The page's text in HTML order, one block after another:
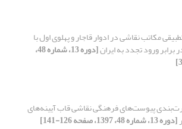
مکاتب نقاشی در ادوار قاجار و پهلوی اول با
ورود تجدد به ایران [دوره 13، شماره 48،
پیوست‌های فرهنگی نقاشی قاب آیینه‌های
[دوره 13، شماره 48، 1397، صفحه 126-141]